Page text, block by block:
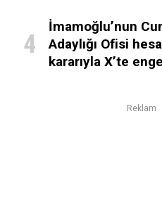
İmamoğlu’nun
Adaylığı Ofisi
kararıyla X’te
Reklam